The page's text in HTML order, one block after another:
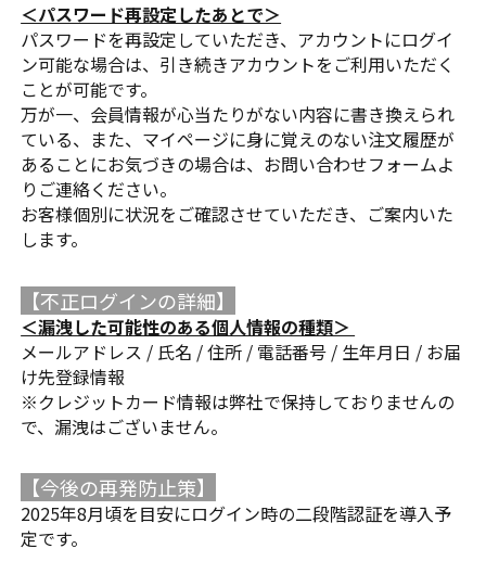
＜パスワード再設定したあとで＞
パスワードを再設定していただき、アカウントにログイ
ン可能な場合は、引き続きアカウントをご利用いただく
ことが可能です。
万が一、会員情報が心当たりがない内容に書き換えられ
ている、また、マイページに身に覚えのない注文履歴が
あることにお気づきの場合は、お問い合わせフォームよ
りご連絡ください。
お客様個別に状況をご確認させていただき、ご案内いた
します。
【不正ログインの詳細】
＜漏洩した可能性のある個人情報の種類＞
メールアドレス / 氏名 / 住所 / 電話番号 / 生年月日 / お届
け先登録情報
※クレジットカード情報は弊社で保持しておりませんの
で、漏洩はございません。
【今後の再発防止策】
2025年8月頃を目安にログイン時の二段階認証を導入予
定です。